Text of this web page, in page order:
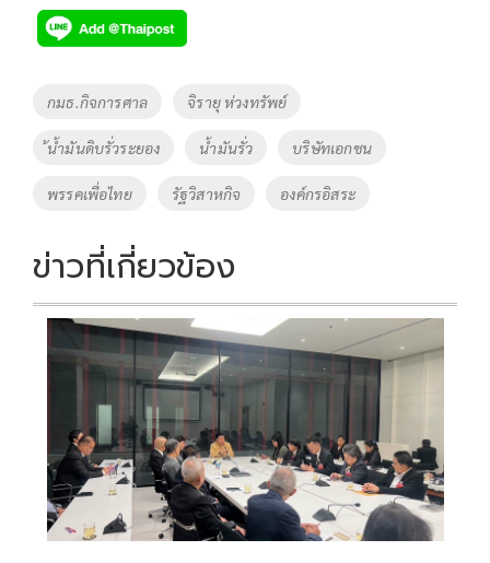
e
b
o
o
k
tt
er
p
y
Li
Tags
กมธ.กิจการศาล จิรายุ ห่วงทรัพย์
้น้ำมันดิบรั่วระยอง น้ำมันรั่ว บริษัทเอกชน
พรรคเพื่อไทย รัฐวิสาหกิจ องค์กรอิสระ
ข่าวที่เกี่ยวข้อง